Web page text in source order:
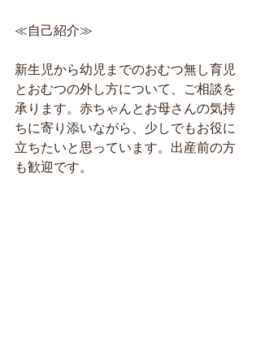
≪自己紹介≫
新生児から幼児までのおむつ無し育児
とおむつの外し方について、ご相談を
承ります。赤ちゃんとお母さんの気持
ちに寄り添いながら、少しでもお役に
立ちたいと思っています。出産前の方
も歓迎です。